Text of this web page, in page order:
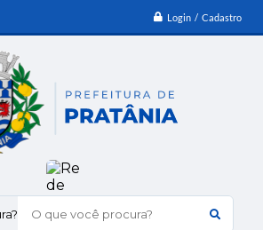
Login / Cadastro